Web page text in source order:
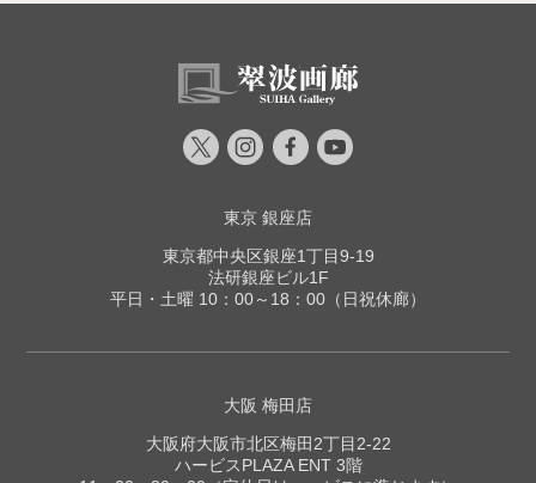
東京 銀座店
東京都中央区銀座1丁目9-19
法研銀座ビル1F
平日・土曜 10：00～18：00（日祝休廊）
大阪 梅田店
大阪府大阪市北区梅田2丁目2-22
ハービスPLAZA ENT 3階